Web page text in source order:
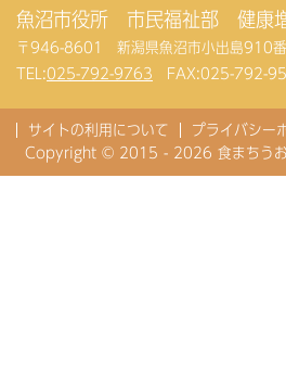
魚沼市役所 市民福祉部 健康
〒946-8601 新潟県魚沼市小出島910番
TEL:025-792-9763 FAX:025-792-
サイトの利用について
プライバシー
Copyright © 2015 - 2026 食まちう